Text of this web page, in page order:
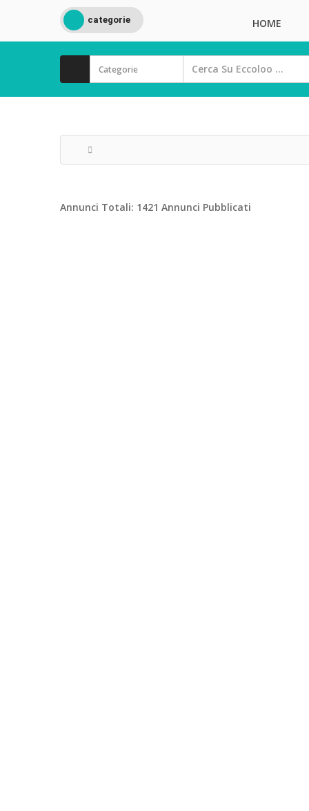
categorie HOME
Annunci Totali: 1421 Annunci Pubblicati